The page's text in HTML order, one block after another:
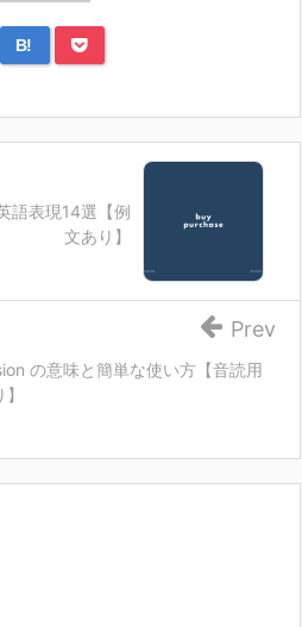
B!
語表現14選【例
文あり】
の意味と簡単な使い方【音読用
Prev